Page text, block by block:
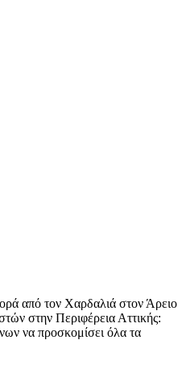
από τον Χαρδαλιά στον Άρειο
στην Περιφέρεια Αττικής:
να προσκομίσει όλα τα